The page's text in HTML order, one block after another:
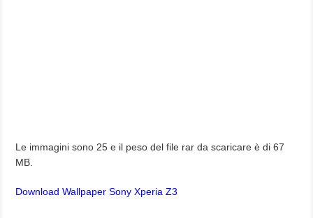
Le immagini sono 25 e il peso del file rar da scaricare è di 67
MB.
Download Wallpaper Sony Xperia Z3